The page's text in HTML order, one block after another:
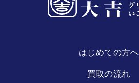
はじめての方へ
買取の流れ